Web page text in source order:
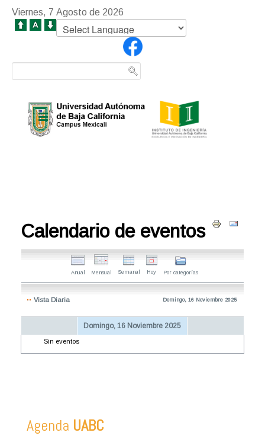
Viernes, 7 Agosto de 2026
Calendario de eventos
Anual Mensual Semanal Hoy Por categorías
Vista Diaria Domingo, 16 Noviembre 2025
Domingo, 16 Noviembre 2025
Sin eventos
Agenda UABC